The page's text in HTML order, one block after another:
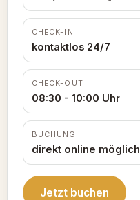
CHECK-IN
kontaktlos 24/7
CHECK-OUT
08:30 - 10:00 Uhr
BUCHUNG
direkt online möglich
Jetzt buchen